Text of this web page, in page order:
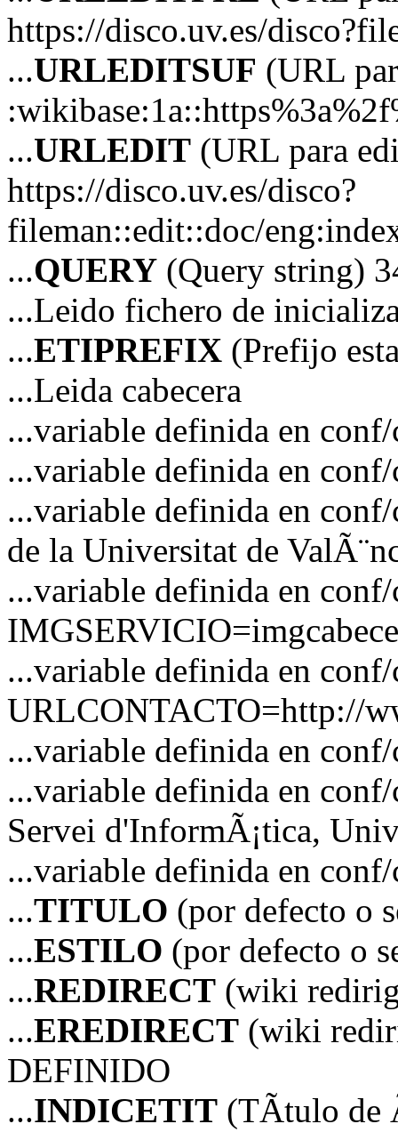
https://disco.uv.es/
...URLEDITSUF (URL
...URLEDIT (URL para
https://disco.uv.es/disco?
fileman::edit::doc/
...QUERY (Query string)
...Leido fichero de
...ETIPREFIX (Prefijo
...Leida cabecera
...variable definida en
...variable definida en
...variable definida en
de la Universitat de
...variable definida en
...variable definida en
URLCONTACTO=http://
...variable definida en
...variable definida en
Servei d'InformÃ¡tica,
...variable definida en
...TITULO (por defecto o
...ESTILO (por defecto o
...REDIRECT (wiki
...EREDIRECT (wiki
DEFINIDO
...INDICETIT (TÃ­tulo de